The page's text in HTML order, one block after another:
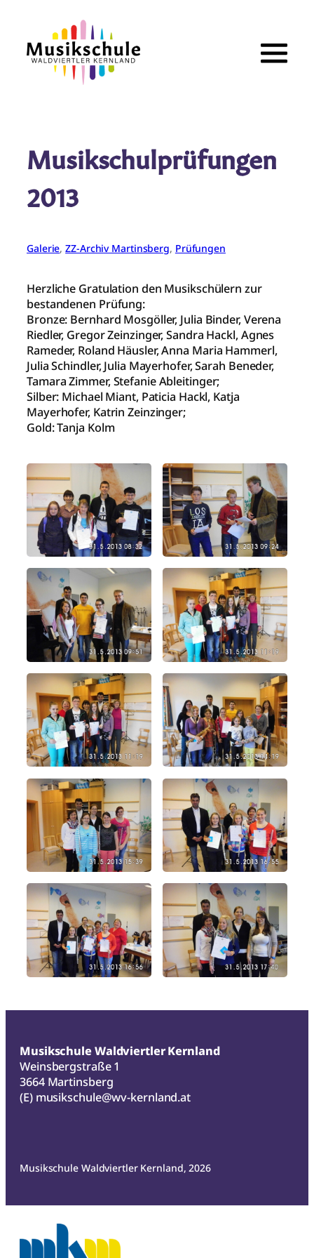
springen
Musikschulprüfungen
2013
Galerie, ZZ-Archiv Martinsberg, Prüfungen
Herzliche Gratulation den Musikschülern zur
bestandenen Prüfung:
Bronze: Bernhard Mosgöller, Julia Binder, Verena
Riedler, Gregor Zeinzinger, Sandra Hackl, Agnes
Rameder, Roland Häusler, Anna Maria Hammerl,
Julia Schindler, Julia Mayerhofer, Sarah Beneder,
Tamara Zimmer, Stefanie Ableitinger;
Silber: Michael Miant, Paticia Hackl, Katja
Mayerhofer, Katrin Zeinzinger;
Gold: Tanja Kolm
Musikschule Waldviertler Kernland
Weinsbergstraße 1
3664 Martinsberg
(E) musikschule@wv-kernland.at
Musikschule Waldviertler Kernland, 2026